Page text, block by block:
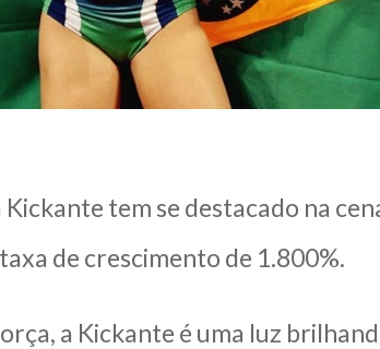
tem se destacado na
de crescimento de 1.800%.
a Kickante é uma luz